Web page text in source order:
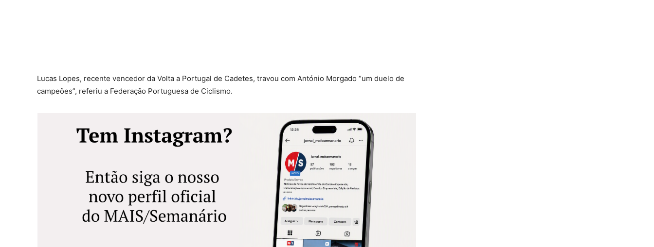
Lucas Lopes, recente vencedor da Volta a Portugal de Cadetes, travou com António Morgado “um duelo de
campeões”, referiu a Federação Portuguesa de Ciclismo.